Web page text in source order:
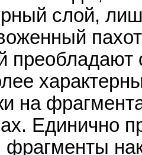
слой,
на
Единично
фрагменты